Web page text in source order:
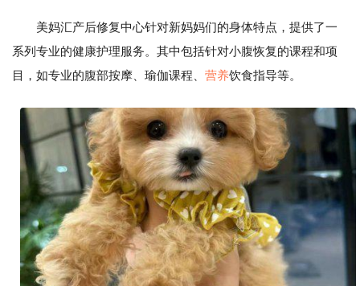
美妈汇产后修复中心针对新妈妈们的身体特点，提供了一
系列专业的健康护理服务。其中包括针对小腹恢复的课程和项
目，如专业的腹部按摩、瑜伽课程、 营养饮食指导等。